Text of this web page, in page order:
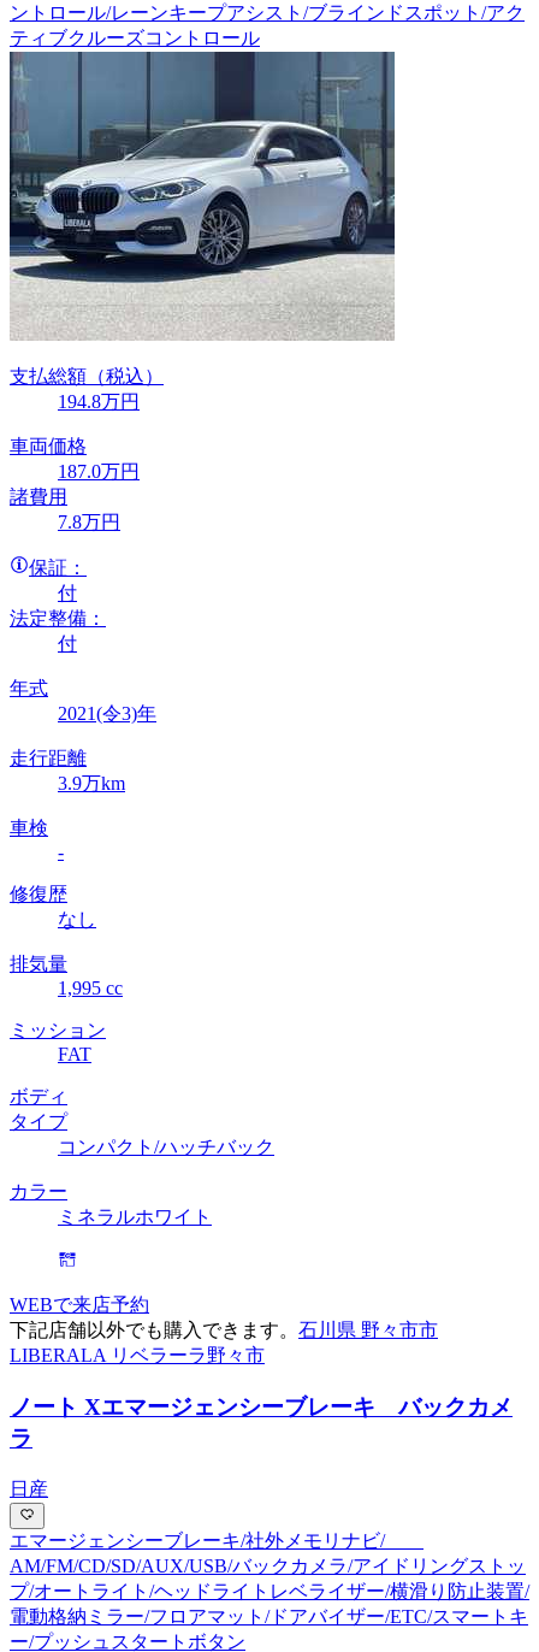
ントロール/レーンキープアシスト/ブラインドスポット/アク
ティブクルーズコントロール
支払総額 （税込）
194.8万円
車両価格
187.0万円
諸費用
7.8万円
保証：
付
法定整備：
付
年式
2021(令3)年
走行距離
3.9万km
車検
-
修復歴
なし
排気量
1,995 cc
ミッション
FAT
ボディ
タイプ
コンパクト/ハッチバック
カラー
ミネラルホワイト
WEBで来店予約
下記店舗以外でも購入できます。 石川県 野々市市
LIBERALA リベラーラ野々市
ノート Xエマージェンシーブレーキ バックカメ
ラ
日産
エマージェンシーブレーキ/社外メモリナビ/
AM/FM/CD/SD/AUX/USB/バックカメラ/アイドリングストッ
プ/オートライト/ヘッドライトレベライザー/横滑り防止装置/
電動格納ミラー/フロアマット/ドアバイザー/ETC/スマートキ
ー/プッシュスタートボタン